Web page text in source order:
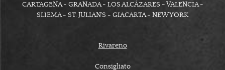
CARTAGENA - GRANADA - LOS ALCÁZARES - VALENCIA -
SLIEMA - ST. JULIAN'S - GIACARTA - NEW YORK
Rivareno
Consigliato